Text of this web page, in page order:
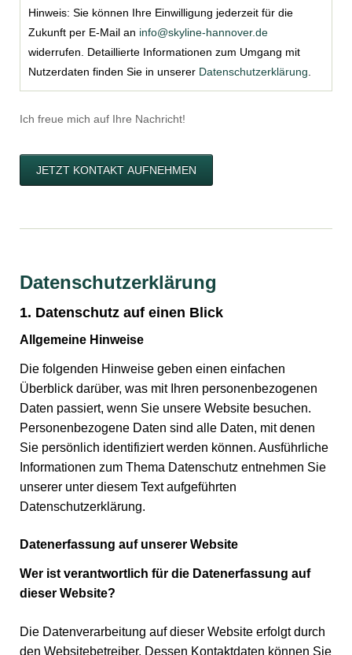
Hinweis: Sie können Ihre Einwilligung jederzeit für die
Zukunft per E-Mail an info@skyline-hannover.de
widerrufen. Detaillierte Informationen zum Umgang mit
Nutzerdaten finden Sie in unserer Datenschutzerklärung
Ich freue mich auf Ihre Nachricht!
JETZT KONTAKT AUFNEHMEN
Datenschutzerklärung
1. Datenschutz auf einen Blick
Allgemeine Hinweise
Die folgenden Hinweise geben einen einfachen
Überblick darüber, was mit Ihren personenbezogenen
Daten passiert, wenn Sie unsere Website besuchen.
Personenbezogene Daten sind alle Daten, mit denen
Sie persönlich identifiziert werden können. Ausführliche
Informationen zum Thema Datenschutz entnehmen Sie
unserer unter diesem Text aufgeführten
Datenschutzerklärung.
Datenerfassung auf unserer Website
Wer ist verantwortlich für die Datenerfassung auf
dieser Website?
Die Datenverarbeitung auf dieser Website erfolgt durch
den Websitebetreiber. Dessen Kontaktdaten können Sie